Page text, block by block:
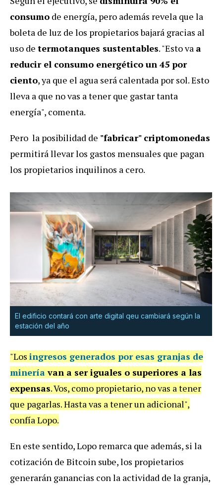
consumo de energía, pero además revela que la
boleta de luz de los propietarios bajará gracias al
uso de termotanques sustentables. "Esto va a
reducir el consumo energético un 45 por
ciento, ya que el agua será calentada por sol. Esto
lleva a que no vas a tener que gastar tanta
energía", comenta.
Pero la posibilidad de "fabricar" criptomonedas
permitirá llevar los gastos mensuales que pagan
los propietarios inquilinos a cero.
El edificio contará con arte digital qeu cambiará según la
estación del año
"Los ingresos generados por esas granjas de
mineríavan a ser iguales o superiores a las
expensas. Vos, como propietario, no vas a tener
que pagarlas. Hasta vas a tener un adicional",
confía Lopo.
En este sentido, Lopo remarca que además, si la
cotización de Bitcoin sube, los propietarios
generarán ganancias con la actividad de la granja,